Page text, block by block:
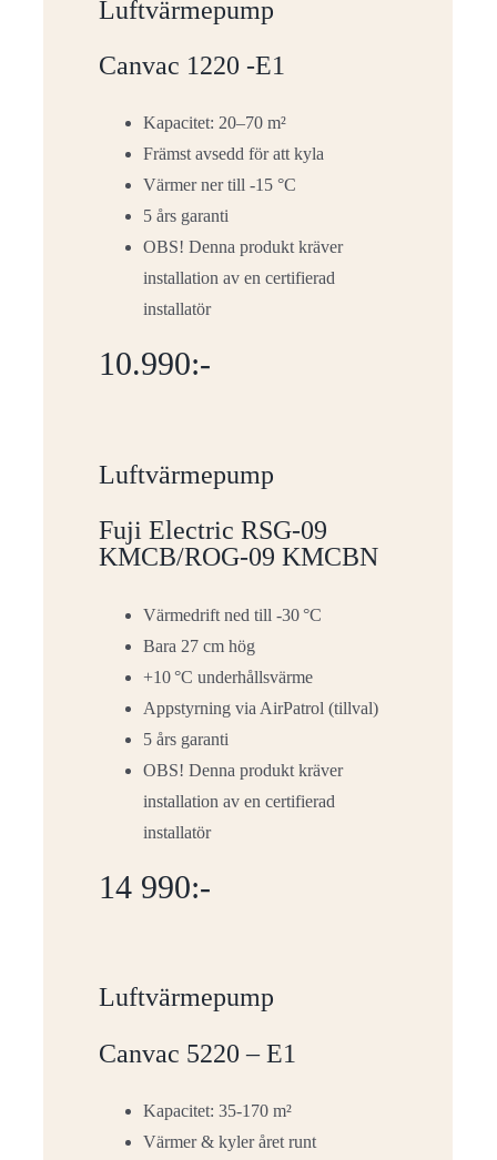
Luftvärmepump
Canvac 1220 -E1
Kapacitet: 20–70 m²
Främst avsedd för att kyla
Värmer ner till -15 °C
5 års garanti
OBS! Denna produkt kräver
installation av en certifierad
installatör
10.990:-
Luftvärmepump
Fuji Electric RSG-09
KMCB/ROG-09 KMCBN
Värmedrift ned till -30 °C
Bara 27 cm hög
+10 °C underhållsvärme
Appstyrning via AirPatrol (tillval)
5 års garanti
OBS! Denna produkt kräver
installation av en certifierad
installatör
14 990:-
Luftvärmepump
Canvac 5220 – E1
Kapacitet: 35-170 m²
Värmer & kyler året runt